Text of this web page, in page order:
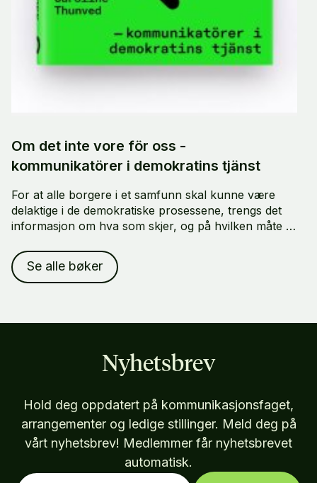
Om det inte vore för oss -
kommunikatörer i demokratins tjänst
For at alle borgere i et samfunn skal kunne være
delaktige i de demokratiske prosessene, trengs det
informasjon om hva som skjer, og på hvilken måte vi
gir oss denne informasjonen, og hvordan?
Se alle bøker
Nyhetsbrev
Hold deg oppdatert på kommunikasjonsfaget,
arrangementer og ledige stillinger. Meld deg på
vårt nyhetsbrev! Medlemmer får nyhetsbrevet
automatisk.